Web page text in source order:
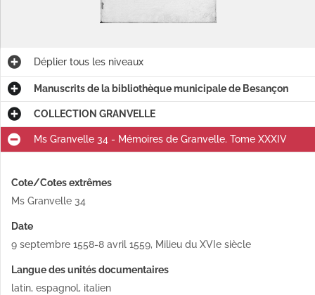
Déplier tous les niveaux
Manuscrits de la bibliothèque municipale de Besançon
COLLECTION GRANVELLE
Ms Granvelle 34 - Mémoires de Granvelle. Tome XXXIV
Cote/Cotes extrêmes
Ms Granvelle 34
Date
9 septembre 1558-8 avril 1559, Milieu du XVIe siècle
Langue des unités documentaires
latin, espagnol, italien